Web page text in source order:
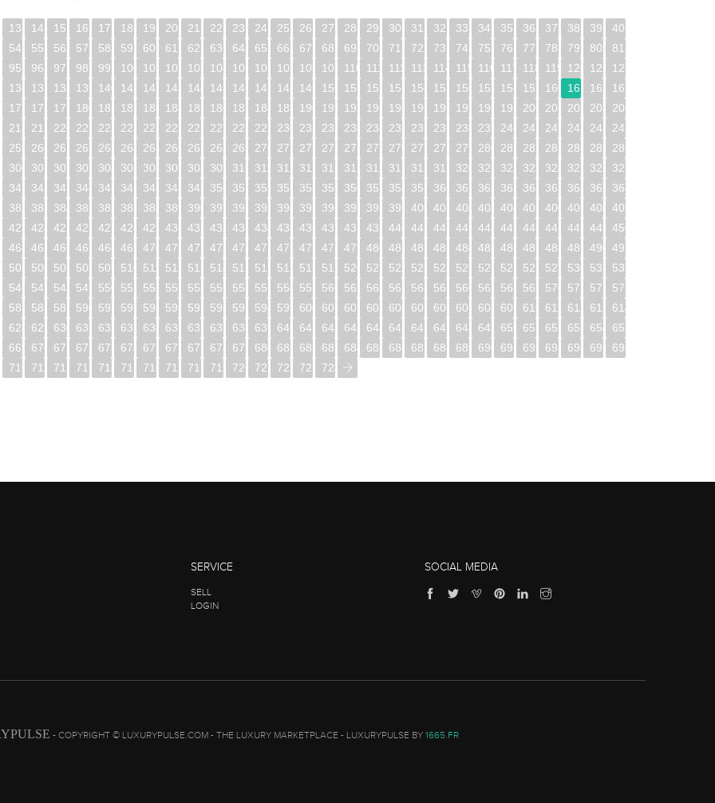
13 14 15 16 17 18 19 20 21 22 23 24 25 26 27 28 29 30 31 32 33 34 35 36 37 38 39
40
54
55 56 57 58 59 60 61 62 63 64 65 66 67 68 69 70 71 72 73 74 75 76 77 78 79 80
81
95
96 97 98 99 100 101 102 103 104 105 106 107 108 109 110 111 112 113 114 115 116 117 118 119 120 121
122
136 137 138 139 140 141 142 143 144 145 146 147 148 149 150 151 152 153 154 155 156 157 158 159 160 161 162
163
177 178 179 180 181 182 183 184 185 186 187 188 189 190 191 192 193 194 195 196 197 198 199 200 201 202 203
204
218 219 220 221 222 223 224 225 226 227 228 229 230 231 232 233 234 235 236 237 238 239 240 241 242 243 244
245
259 260 261 262 263 264 265 266 267 268 269 270 271 272 273 274 275 276 277 278 279 280 281 282 283 284 285
286
300 301 302 303 304 305 306 307 308 309 310 311 312 313 314 315 316 317 318 319 320 321 322 323 324 325 326
327
341 342 343 344 345 346 347 348 349 350 351 352 353 354 355 356 357 358 359 360 361 362 363 364 365 366 367
368
382 383 384 385 386 387 388 389 390 391 392 393 394 395 396 397 398 399 400 401 402 403 404 405 406 407 408
409
423 424 425 426 427 428 429 430 431 432 433 434 435 436 437 438 439 440 441 442 443 444 445 446 447 448 449
450
464 465 466 467 468 469 470 471 472 473 474 475 476 477 478 479 480 481 482 483 484 485 486 487 488 489 490
491
505 506 507 508 509 510 511 512 513 514 515 516 517 518 519 520 521 522 523 524 525 526 527 528 529 530 531
532
546 547 548 549 550 551 552 553 554 555 556 557 558 559 560 561 562 563 564 565 566 567 568 569 570 571 572
573
587 588 589 590 591 592 593 594 595 596 597 598 599 600 601 602 603 604 605 606 607 608 609 610 611 612 613
614
628 629 630 631 632 633 634 635 636 637 638 639 640 641 642 643 644 645 646 647 648 649 650 651 652 653 654
655
669 670 671 672 673 674 675 676 677 678 679 680 681 682 683 684 685 686 687 688 689 690 691 692 693 694 695
696
710 711 712 713 714 715 716 717 718 719 720 721 722 723 724
SERVICE
SELL
LOGIN
SOCIAL MEDIA
- COPYRIGHT © LUXURYPULSE.COM - THE LUXURY MARKETPLACE - LUXURYPULSE BY 1665.FR